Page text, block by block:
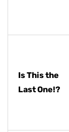
Is This the
Last One!?